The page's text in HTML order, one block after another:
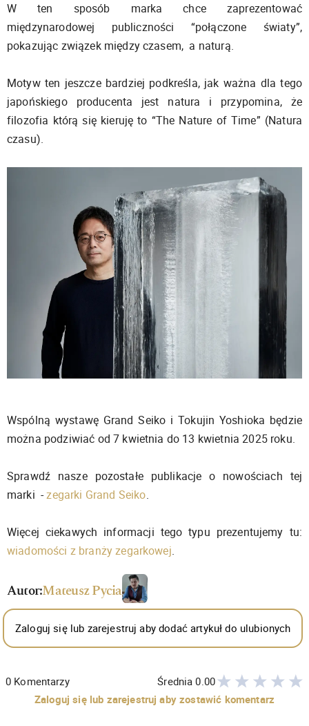
W ten sposób marka chce zaprezentować
międzynarodowej publiczności “połączone światy”,
pokazując związek między czasem, a naturą.
Motyw ten jeszcze bardziej podkreśla, jak ważna dla tego
japońskiego producenta jest natura i przypomina, że
filozofia którą się kieruję to “The Nature of Time” (Natura
czasu).
Wspólną wystawę Grand Seiko i Tokujin Yoshioka będzie
można podziwiać od 7 kwietnia do 13 kwietnia 2025 roku.
Sprawdź nasze pozostałe publikacje o nowościach tej
marki -zegarki Grand Seiko.
Więcej ciekawych informacji tego typu prezentujemy tu:
wiadomości z branży zegarkowej.
Autor:Mateusz Pycia
Zaloguj się lub zarejestruj aby dodać artykuł do ulubionych
0 Komentarzy Średnia0.00
Zaloguj się lub zarejestruj aby zostawić komentarz